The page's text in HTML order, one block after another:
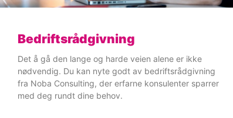
Bedriftsrådgivning
Det å gå den lange og harde veien alene er ikke
nødvendig. Du kan nyte godt av bedriftsrådgivning
fra Noba Consulting, der erfarne konsulenter sparrer
med deg rundt dine behov.